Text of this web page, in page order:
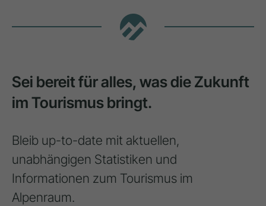
Sei bereit für alles, was die Zukunft
im Tourismus bringt.
Bleib up-to-date mit aktuellen,
unabhängigen Statistiken und
Informationen zum Tourismus im
Alpenraum.